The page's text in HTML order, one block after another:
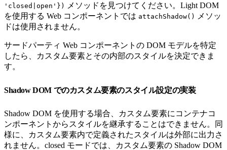
'closed|open'})
メソッドを見つけてください。Light DOM
を使用する Web コンポーネントでは attachShadow()
メソッ
ドは使用されません。
サードパーティ Web コンポーネントの DOM モデルを特定
したら、カスタム要素とその内部のスタイルを決定できま
す。
Shadow DOM でのカスタム要素のスタイル設定の実装
Shadow DOM を使用する場合、カスタム要素にコンテナコ
ンポーネントからスタイルを継承することはできません。同
様に、カスタム要素内で定義されたスタイルは外部に出力さ
れません。closed モードでは、カスタム要素の Shadow DOM